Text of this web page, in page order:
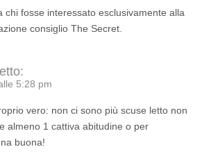
chi fosse interessato esclusivamente alla
consiglio The Secret.
5:28 pm
vero: non ci sono più scuse letto non
almeno 1 cattiva abitudine o per
buona!